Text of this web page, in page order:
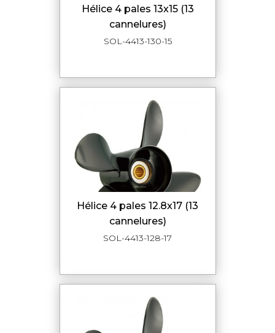
hélice 4 pales 13x15 (13
cannelures)
SOL-4413-130-15
hélice 4 pales 12.8x17 (13
cannelures)
SOL-4413-128-17